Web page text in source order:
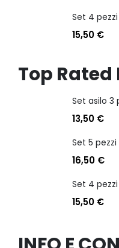
15,50 €
Top
13,50 €
16,50 €
15,50 €